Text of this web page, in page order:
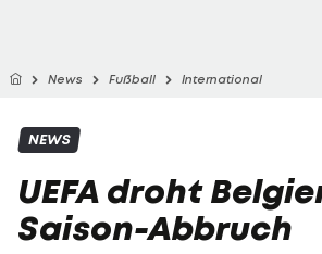
News Fußball International
NEWS
UEFA droht
Saison-Abbruch